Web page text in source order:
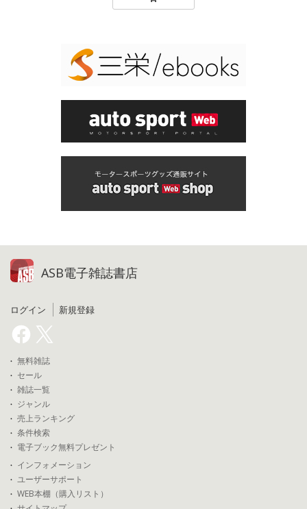
ASB電子雑誌書店
ログイン 新規登録
無料雑誌
セール
雑誌一覧
ジャンル
売上ランキング
条件検索
電子ブック無料プレゼント
インフォメーション
ユーザーサポート
WEB本棚（購入リスト）